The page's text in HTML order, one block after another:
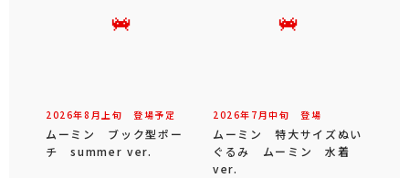
2026年8 月 上旬 登場予定
ムーミン ブック型ポー
チ summer ver.
2026年 7 月中旬 登場
ムーミン 特大サイズぬい
ぐるみ ムーミン 水着
ver.